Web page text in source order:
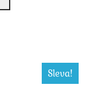
má
Možnosti
Sleva!